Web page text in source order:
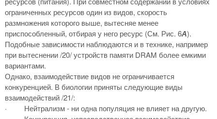
ограниченных ресурсов один из видов, скорость
размножения которого выше, вытесняе менее
приспособленный, отбирая у него ресурс (См. Рис. 6А).
Подобные зависимости наблюдаются и в технике, например
при вытеснении /20/ устройств памяти DRAM более емкими
вариантами.
Однако, взаимодействие видов не ограничивается
конкуренцией. В биологии приняты следующие виды
взаимодействий /21/:
·
Нейтрализм - ни одна популяция не влияет на другую.